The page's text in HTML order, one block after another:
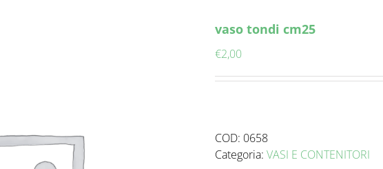
vaso tondi cm25
€2,00
COD: 0658
Categoria: VASI E CONTENITORI